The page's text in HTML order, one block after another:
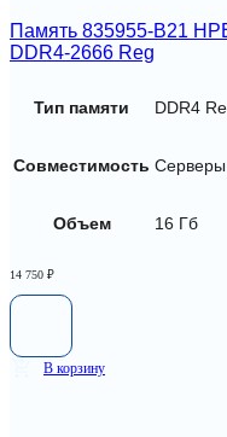
Память 835955-B21
DDR4-2666 Reg
Тип памяти DDR4
Совместимость Серверы
Объем 16 Гб
14 750 ₽
В корзину